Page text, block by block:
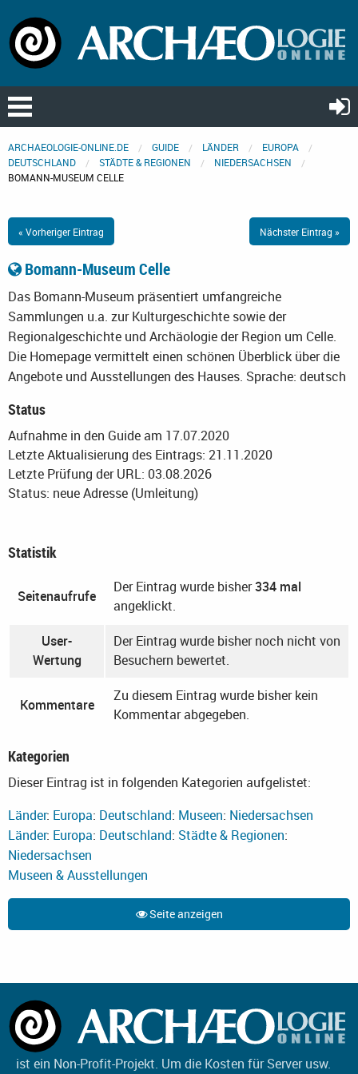
ARCHAEOLOGIE-ONLINE.DE GUIDE LÄNDER
EUROPA
DEUTSCHLAND
STÄDTE & REGIONEN
NIEDERSACHSEN
BOMANN-MUSEUM CELLE
« Vorheriger Eintrag Nächster Eintrag »
Bomann-Museum Celle
Das Bomann-Museum präsentiert umfangreiche
Sammlungen u.a. zur Kulturgeschichte sowie der
Regionalgeschichte und Archäologie der Region um Celle.
Die Homepage vermittelt einen schönen Überblick über die
Angebote und Ausstellungen des Hauses. Sprache: deutsch
Status
Aufnahme in den Guide am 17.07.2020
Letzte Aktualisierung des Eintrags: 21.11.2020
Letzte Prüfung der URL: 03.08.2026
Status: neue Adresse (Umleitung)
Statistik
Seitenaufrufe
Der Eintrag wurde bisher334 mal
angeklickt.
User-
Wertung
Der Eintrag wurde bisher noch nicht von
Besuchern bewertet.
Kommentare
Zu diesem Eintrag wurde bisher kein
Kommentar abgegeben.
Kategorien
Dieser Eintrag ist in folgenden Kategorien aufgelistet:
Länder: Europa: Deutschland: Museen: Niedersachsen
Länder: Europa: Deutschland: Städte & Regionen:
Niedersachsen
Museen & Ausstellungen
Seite anzeigen
ist ein Non-Profit-Projekt. Um die Kosten für Server usw.